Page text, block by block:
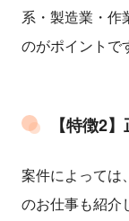
系・製造業・作
のがポイントで
【特徴2
案件によっては
のお仕事も紹介